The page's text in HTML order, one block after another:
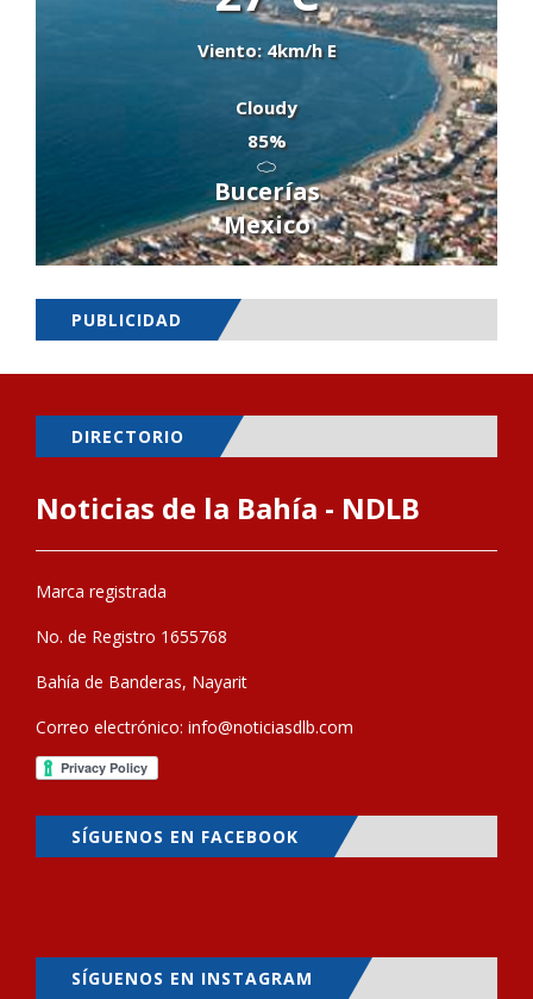
Viento: 4km/h E
Cloudy
85%
Bucerías
Mexico
PUBLICIDAD
DIRECTORIO
Noticias de la Bahía - NDLB
Marca registrada
No. de Registro 1655768
Bahía de Banderas, Nayarit
Correo electrónico: info@noticiasdlb.com
SÍGUENOS EN FACEBOOK
SÍGUENOS EN INSTAGRAM